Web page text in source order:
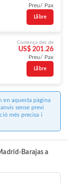
Preu/ Pax
Llibre
Comença des de
US$ 201.26
Preu/ Pax
Llibre
en aquesta pàgina
sense previ
més precisa i
Barajas a